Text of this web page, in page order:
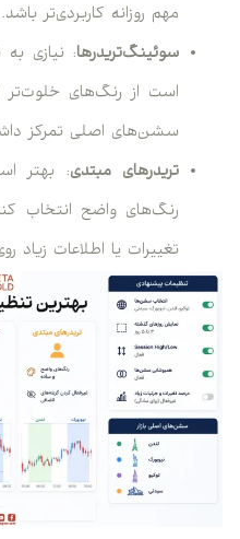
مهم روزانه کاربردی‌تر باشد.
سوئینگ‌تریدرها: نیازی به
است از رنگ‌های خلوت‌تر
سشن‌های اصلی تمرکز
تریدرهای مبتدی: بهتر
رنگ‌های واضح انتخاب
تغییرات یا اطلاعات زیاد